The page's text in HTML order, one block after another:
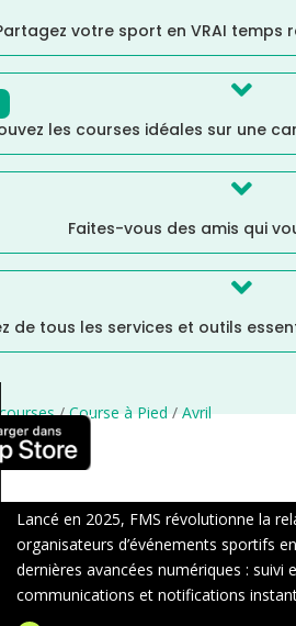
votre sport en VRAI temps

les courses idéales sur une

Faites-vous des amis qui

de tous les services et outils
courses/Course à Pied/Avril
Lancé en 2025, FMS révolutionne la
organisateurs d’événements sportifs
dernières avancées numériques : suivi
communications et notifications